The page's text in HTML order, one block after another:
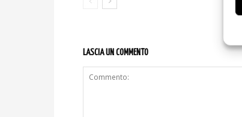
LASCIA UN COMMENTO